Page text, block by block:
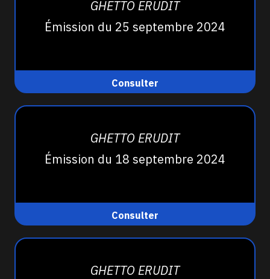
GHETTO ERUDIT
Émission du 25 septembre 2024
Consulter
GHETTO ERUDIT
Émission du 18 septembre 2024
Consulter
GHETTO ERUDIT